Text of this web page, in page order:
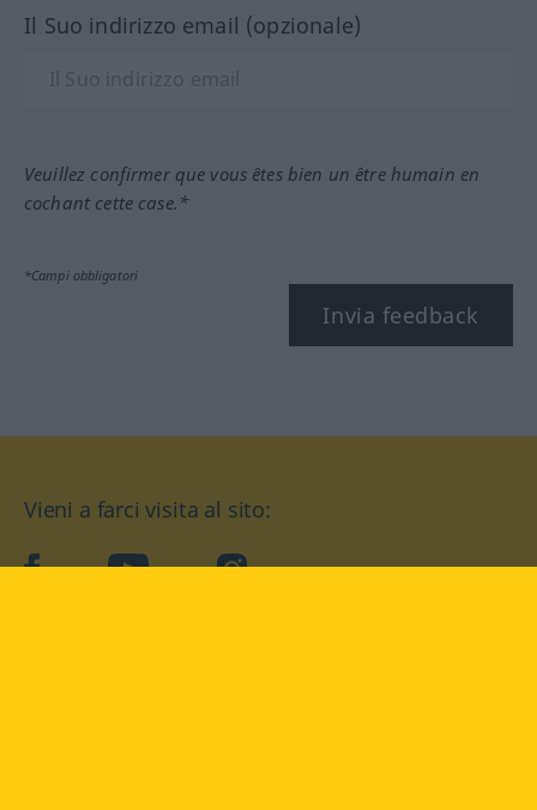
Il Suo indirizzo email (opzionale)
Veuillez confirmer que vous êtes bien un être humain en
cochant cette case.*
*Campi obbligatori
Invia feedback
Vieni a farci visita al sito:
facebookYouTube Instagram